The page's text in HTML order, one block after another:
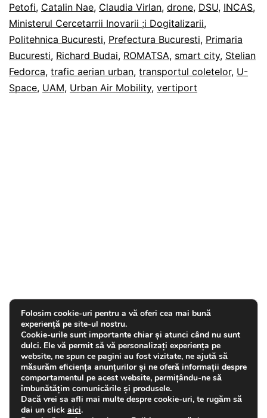
Smart
City
Petofi, Catalin Nae, Claudia Virlan, drone, DSU, INCAS,
Ministerul Cercetarrii Inovarii ;i Dogitalizarii,
Politehnica Bucuresti, Prefectura Bucuresti, Primaria
Bucuresti, Richard Budai, ROMATSA, smart city, Stelian
Fedorca, trafic aerian urban, transportul coletelor, U-
Space, UAM, Urban Air Mobility, vertiport
Politică de confidențialitate
Folosim cookie-uri pentru a vă oferi cea mai bună
experiență pe site-ul nostru.
Cookie-urile sunt importante chiar și atunci când nu sunt
dulci. Ele vă permit să vă personalizați experiența pe
website, ne spun ce pagini au fost vizitate, ne ajută să
măsurăm eficiența anunțurilor și ne oferă informații despre
comportamentul pe acest website, permițându-ne să
îmbunătățim comunicările și produsele.
Dacă vrei sa afli mai multe despre cookie-uri, te rugăm să
dai un click aici.